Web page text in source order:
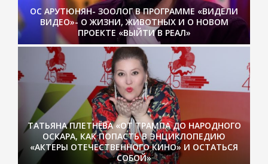
ОС АРУТЮНЯН- ЗООЛОГ В ПРОГРАММЕ «ВИДЕЛИ
ВИДЕО»- О ЖИЗНИ, ЖИВОТНЫХ И О НОВОМ
ПРОЕКТЕ «ВЫЙТИ В РЕАЛ»
ТАТЬЯНА ПЛЕТНЁВА «ОТ ТРАМПА ДО НАРОДНОГО
ОСКАРА, КАК ПОПАСТЬ В ЭНЦИКЛОПЕДИЮ
«АКТЕРЫ ОТЕЧЕСТВЕННОГО КИНО» И ОСТАТЬСЯ
СОБОЙ»